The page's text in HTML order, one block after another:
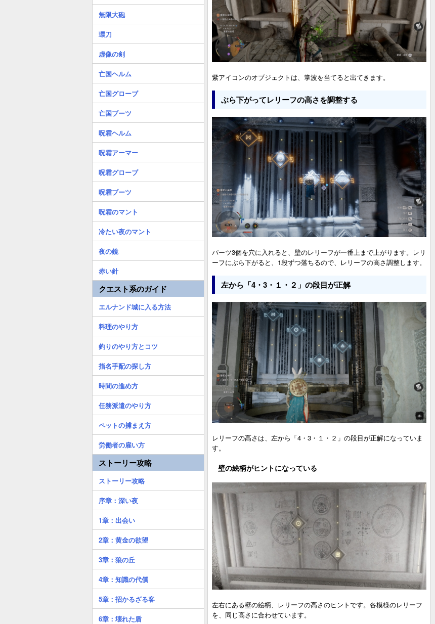
紫アイコンのオブジェクトは、掌波を当てると出てきます。
ぶら下がってレリーフの高さを調整する
パーツ3個を穴に入れると、壁のレリーフが一番上まで上がります。レリ
ーフにぶら下がると、1段ずつ落ちるので、レリーフの高さ調整します。
左から「4・3・１・２」の段目が正解
レリーフの高さは、左から「4・3・１・２」の段目が正解になっていま
す。
壁の絵柄がヒントになっている
左右にある壁の絵柄、レリーフの高さのヒントです。各模様のレリーフ
を、同じ高さに合わせています。
無限大砲
環刀
虚像の剣
亡国ヘルム
亡国グローブ
亡国ブーツ
呪霜ヘルム
呪霜アーマー
呪霜グローブ
呪霜ブーツ
呪霜のマント
冷たい夜のマント
夜の鏡
赤い針
クエスト系のガイド
エルナンド城に入る方法
料理のやり方
釣りのやり方とコツ
指名手配の探し方
時間の進め方
任務派遣のやり方
ペットの捕まえ方
労働者の雇い方
ストーリー攻略
ストーリー攻略
序章：深い夜
1章：出会い
2章：黄金の欲望
3章：狼の丘
4章：知識の代償
5章：招かるざる客
6章：壊れた盾